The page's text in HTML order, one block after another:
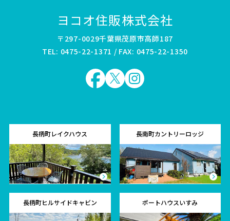
ヨコオ住販株式会社
〒297-0029千葉県茂原市高師187
TEL: 0475-22-1371 / FAX: 0475-22-1350
長柄町レイクハウス 長南町カントリーロッジ
長柄町ヒルサイドキャビン ポートハウスいすみ